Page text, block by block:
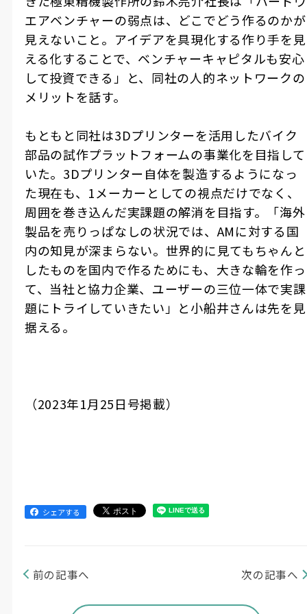
エアベンチャーの弱点は、どこでどう作るのかが
見えないこと。アイデアを具現化する作り手を見
える化することで、ベンチャーキャピタルも安心
して投資できる」と、同社の人的ネットワークの
メリットを話す。
もともと同社は3Dプリンターを活用したバイク
部品の試作プラットフォームの事業化を目指して
いた。 3Dプリンター自体を製造するようになっ
た現在も、 1メーカーとしての視点だけでなく、
周囲を巻き込んだ実課題の解消を目指す。「海外
製品を売りっぱなしの状況では、 AMに対する国
内の知見が深まらない。世界的に見てもちゃんと
したものを国内で作るためにも、大きな輪を作っ
て、当社と協力企業、ユーザーの三位一体で実課
題にトライしていきたい」と小船井さんは先を見
据える。
（2023年1月25日号掲載）
シェアする
前の記事へ 次の記事へ